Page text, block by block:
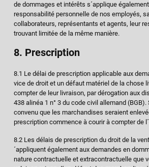
de dommages et intérêts s´applique
responsabilité personnelle de nos employés,
collaborateurs, représentants et agents, leur
trouvant limitée de la même manière.
8. Prescription
8.1 Le délai de prescription applicable aux
vice de droit et un défaut matériel de la chose
compter de leur livraison, par dérogation aux
438 alinéa 1 n° 3 du code civil allemand
convenu que les marchandises seraient
prescription commence à courir à compter de
8.2 Les délais de prescription du droit de la
´appliquent également aux demandes en
nature contractuelle et extracontractuelle que